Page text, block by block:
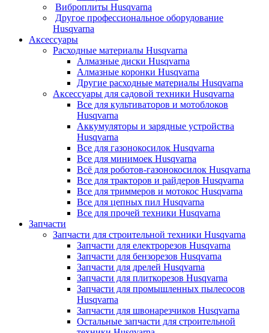
Виброплиты Husqvarna
Другое профессиональное оборудование
Husqvarna
Аксессуары
Расходные материалы Husqvarna
Алмазные диски Husqvarna
Алмазные коронки Husqvarna
Другие расходные материалы Husqvarna
Аксессуары для садовой техники Husqvarna
Все для культиваторов и мотоблоков
Husqvarna
Аккумуляторы и зарядные устройства
Husqvarna
Все для газонокосилок Husqvarna
Все для минимоек Husqvarna
Всё для роботов-газонокосилок Husqvarna
Все для тракторов и райдеров Husqvarna
Все для триммеров и мотокос Husqvarna
Все для цепных пил Husqvarna
Все для прочей техники Husqvarna
Запчасти
Запчасти для строительной техники Husqvarna
Запчасти для електрорезов Husqvarna
Запчасти для бензорезов Husqvarna
Запчасти для дрелей Husqvarna
Запчасти для плиткорезов Husqvarna
Запчасти для промышленных пылесосов
Husqvarna
Запчасти для швонарезчиков Husqvarna
Остальные запчасти для строительной